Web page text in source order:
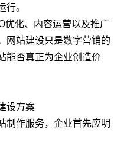
。
优化、内容运营以及推广
网站建设只是数字营销的
能否真正为企业创造价
设方案
制作服务，企业首先应明